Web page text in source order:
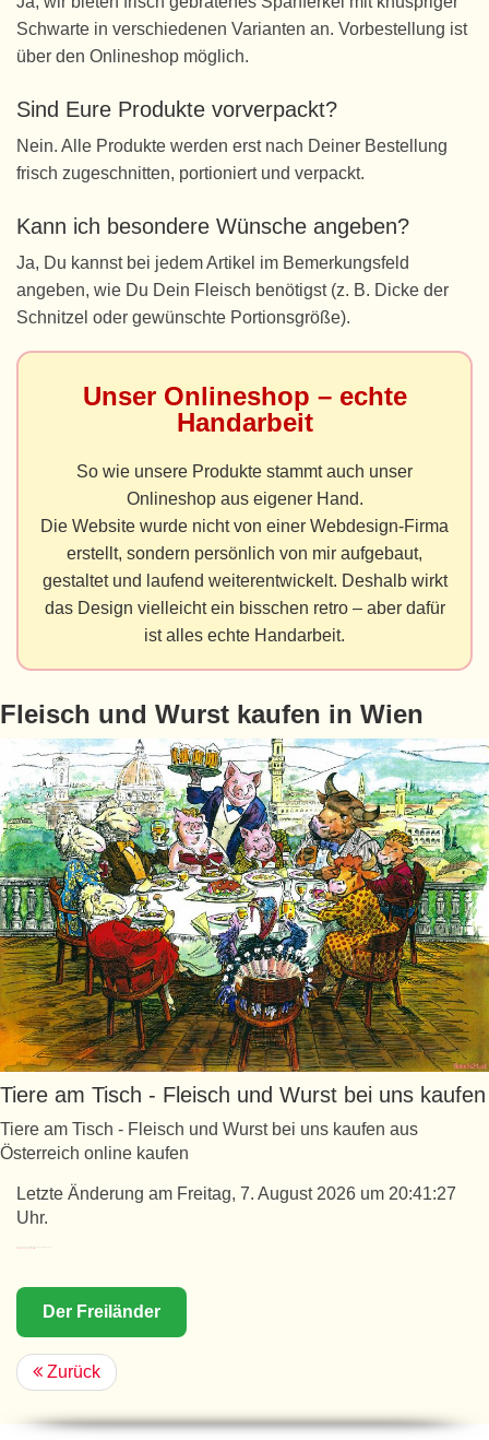
Schwarte in verschiedenen Varianten an. Vorbestellung ist
über den Onlineshop möglich.
Sind Eure Produkte vorverpackt?
Nein. Alle Produkte werden erst nach Deiner Bestellung
frisch zugeschnitten, portioniert und verpackt.
Kann ich besondere Wünsche angeben?
Ja, Du kannst bei jedem Artikel im Bemerkungsfeld
angeben, wie Du Dein Fleisch benötigst (z. B. Dicke der
Schnitzel oder gewünschte Portionsgröße).
Unser Onlineshop – echte
Handarbeit
So wie unsere Produkte stammt auch unser
Onlineshop aus eigener Hand.
Die Website wurde nicht von einer Webdesign-Firma
erstellt, sondern persönlich von mir aufgebaut,
gestaltet und laufend weiterentwickelt. Deshalb wirkt
das Design vielleicht ein bisschen retro – aber dafür
ist alles echte Handarbeit.
Fleisch und Wurst kaufen in Wien
Tiere am Tisch - Fleisch und Wurst bei uns kaufen
Tiere am Tisch - Fleisch und Wurst bei uns kaufen aus
Österreich online kaufen
Letzte Änderung am Freitag, 7. August 2026 um 20:41:27
Uhr.
Der Freiländer
Zurück